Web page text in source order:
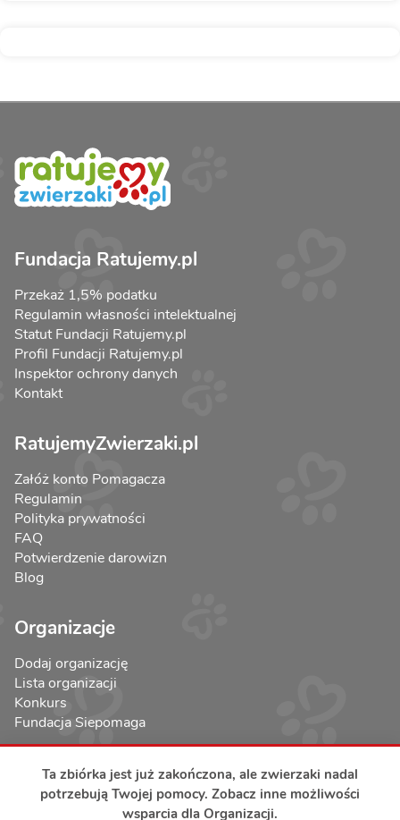
Ta zbiórka jest już zakończona, ale zwierzaki nadal
potrzebują Twojej pomocy. Zobacz inne możliwości
wsparcia dla Organizacji.
Fundacja Ratujemy.pl
Przekaż 1,5% podatku
Regulamin własności intelektualnej
Statut Fundacji Ratujemy.pl
Profil Fundacji Ratujemy.pl
Inspektor ochrony danych
Kontakt
RatujemyZwierzaki.pl
Załóż konto Pomagacza
Regulamin
Polityka prywatności
FAQ
Potwierdzenie darowizn
Blog
Organizacje
Dodaj organizację
Lista organizacji
Konkurs
Fundacja Siepomaga